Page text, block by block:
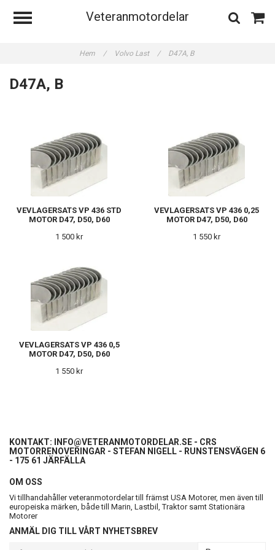
Veteranmotordelar
Hem / Volvo Last / D47A, B
D47A, B
VEVLAGERSATS VP 436 STD
MOTOR D47, D50, D60
1 500 kr
VEVLAGERSATS VP 436 0,25
MOTOR D47, D50, D60
1 550 kr
VEVLAGERSATS VP 436 0,5
MOTOR D47, D50, D60
1 550 kr
KONTAKT: INFO@VETERANMOTORDELAR.SE - CRS
MOTORRENOVERINGAR - STEFAN NIGELL - RUNSTENSVÄGEN 6
- 175 61 JÄRFÄLLA
OM OSS
Vi tillhandahåller veteranmotordelar till främst USA Motorer, men även till
europeiska märken, både till Marin, Lastbil, Traktor samt Stationära
Motorer
ANMÄL DIG TILL VÅRT NYHETSBREV